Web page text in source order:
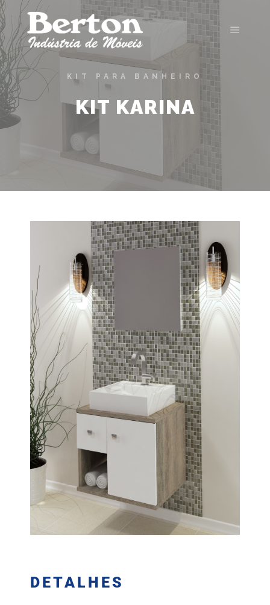
KIT PARA BANHEIRO
KIT KARINA
DETALHES